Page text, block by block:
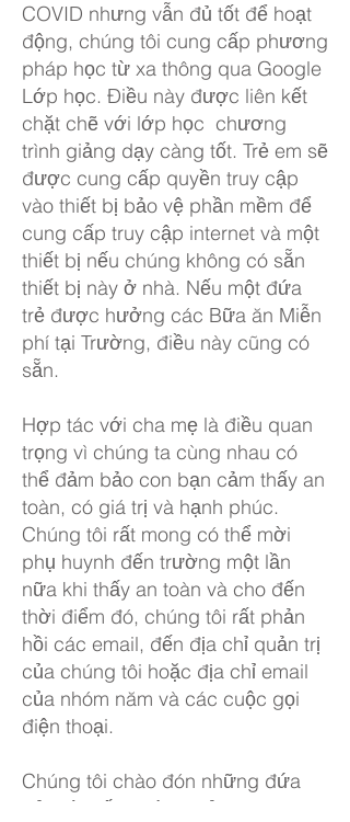
COVID nhưng vẫn đủ tốt để hoạt
động, chúng tôi cung cấp phương
pháp học từ xa thông qua Google
Lớp học. Điều này được liên kết
chặt chẽ với lớp học chương
trình giảng dạy càng tốt. Trẻ em sẽ
được cung cấp quyền truy cập
vào thiết bị bảo vệ phần mềm để
cung cấp truy cập internet và một
thiết bị nếu chúng không có sẵn
thiết bị này ở nhà. Nếu một đứa
trẻ được hưởng các Bữa ăn Miễn
phí tại Trường, điều này cũng có
sẵn.
Hợp tác với cha mẹ là điều quan
trọng vì chúng ta cùng nhau có
thể đảm bảo con bạn cảm thấy an
toàn, có giá trị và hạnh phúc.
Chúng tôi rất mong có thể mời
phụ huynh đến trường một lần
nữa khi thấy an toàn và cho đến
thời điểm đó, chúng tôi rất phản
hồi các email, đến địa chỉ quản trị
của chúng tôi hoặc địa chỉ email
của nhóm năm và các cuộc gọi
điện thoại.
Chúng tôi chào đón những đứa
trẻ mới đến trường của chúng tôi.